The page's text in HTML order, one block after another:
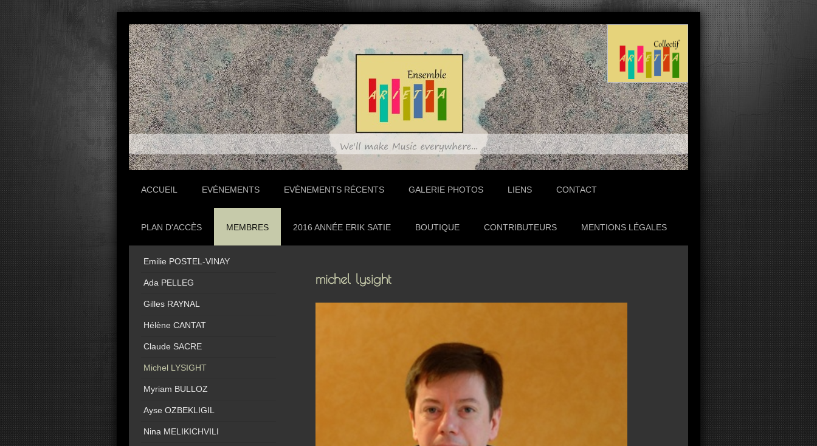
ACCUEIL EVÉNEMENTS EVÈNEMENTS RÉCENTS GALERIE PHOTOS LIENS CONTACT
PLAN D'ACCÈS MEMBRES 2016 ANNÉE ERIK SATIE BOUTIQUE CONTRIBUTEURS MENTIONS LÉGALES
michel lysight
Emilie POSTEL-VINAY
Ada PELLEG
Gilles RAYNAL
Hélène CANTAT
Claude SACRE
Michel LYSIGHT
Myriam BULLOZ
Ayse OZBEKLIGIL
Nina MELIKICHVILI